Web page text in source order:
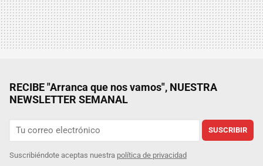
RECIBE "Arranca que nos vamos", NUESTRA
NEWSLETTER SEMANAL
SUSCRIBIR
Suscribiéndote aceptas nuestra política de privacidad